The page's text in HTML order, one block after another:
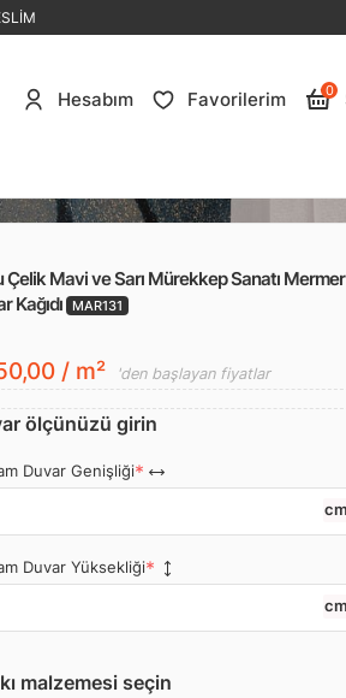
Hesabım Favorilerim 0
Çelik Mavi ve Sarı Mürekkep Sanatı Mermer
Kağıdı MAR131
/ m² 'den başlayan fiyatlar
ölçünüzü girin
Duvar Genişliği
cm
Duvar Yüksekliği
cm
malzemesi seçin